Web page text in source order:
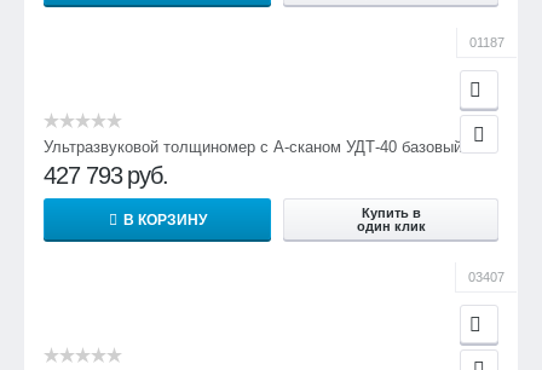
01187
Ультразвуковой толщиномер с А-сканом УДТ-40 базовый
427 793 руб.
В КОРЗИНУ
Купить в
один клик
03407